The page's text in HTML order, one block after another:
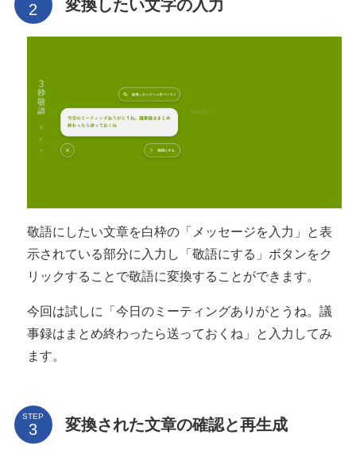
変換したい文字の入力
敬語にしたい文章を白枠の「メッセージを入力」と表
示されている部分に入力し「敬語にする」ボタンをク
リックすることで敬語に変換することができます。
今回は試しに「今日のミーティングありがとうね。議
事録はまとめ終わったら送っておくね」と入力してみ
ます。
STEP 変換された文章の確認と再生成